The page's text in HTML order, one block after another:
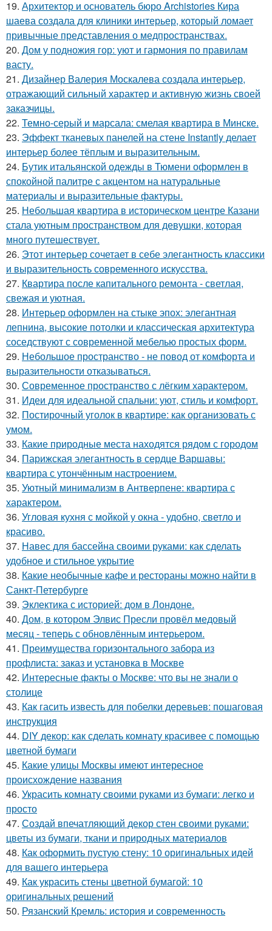
19. Архитектор и основатель бюро Archistories Кира
шаева создала для клиники интерьер, который ломает
привычные представления о медпространствах.
20. Дом у подножия гор: уют и гармония по правилам
васту.
21. Дизайнер Валерия Москалева создала интерьер,
отражающий сильный характер и активную жизнь своей
заказчицы.
22. Темно-серый и марсала: смелая квартира в Минске.
23. Эффект тканевых панелей на стене Instantly делает
интерьер более тёплым и выразительным.
24. Бутик итальянской одежды в Тюмени оформлен в
спокойной палитре с акцентом на натуральные
материалы и выразительные фактуры.
25. Небольшая квартира в историческом центре Казани
стала уютным пространством для девушки, которая
много путешествует.
26. Этот интерьер сочетает в себе элегантность классики
и выразительность современного искусства.
27. Квартира после капитального ремонта - светлая,
свежая и уютная.
28. Интерьер оформлен на стыке эпох: элегантная
лепнина, высокие потолки и классическая архитектура
соседствуют с современной мебелью простых форм.
29. Небольшое пространство - не повод от комфорта и
выразительности отказываться.
30. Современное пространство с лёгким характером.
31. Идеи для идеальной спальни: уют, стиль и комфорт.
32. Постирочный уголок в квартире: как организовать с
умом.
33. Какие природные места находятся рядом с городом
34. Парижская элегантность в сердце Варшавы:
квартира с утончённым настроением.
35. Уютный минимализм в Антверпене: квартира с
характером.
36. Угловая кухня с мойкой у окна - удобно, светло и
красиво.
37. Навес для бассейна своими руками: как сделать
удобное и стильное укрытие
38. Какие необычные кафе и рестораны можно найти в
Санкт-Петербурге
39. Эклектика с историей: дом в Лондоне.
40. Дом, в котором Элвис Пресли провёл медовый
месяц - теперь с обновлённым интерьером.
41. Преимущества горизонтального забора из
профлиста: заказ и установка в Москве
42. Интересные факты о Москве: что вы не знали о
столице
43. Как гасить известь для побелки деревьев: пошаговая
инструкция
44. DIY декор: как сделать комнату красивее с помощью
цветной бумаги
45. Какие улицы Москвы имеют интересное
происхождение названия
46. Украсить комнату своими руками из бумаги: легко и
просто
47. Создай впечатляющий декор стен своими руками:
цветы из бумаги, ткани и природных материалов
48. Как оформить пустую стену: 10 оригинальных идей
для вашего интерьера
49. Как украсить стены цветной бумагой: 10
оригинальных решений
50. Рязанский Кремль: история и современность